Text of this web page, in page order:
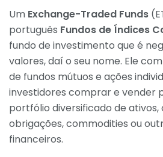
Um Exchange-Traded Funds
português Fundos de Índices
fundo de investimento que é
valores, daí o seu nome. Ele
de fundos mútuos e ações
investidores comprar e vender
portfólio diversificado de ativos,
obrigações, commodities ou
financeiros.